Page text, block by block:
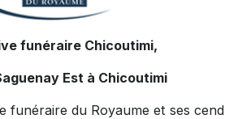
funéraire Chicoutimi,
Est à Chicoutimi
du Royaume et ses